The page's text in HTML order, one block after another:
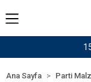
Ana Sayfa Parti